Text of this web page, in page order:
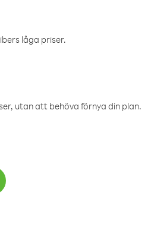
låga priser.
utan att behöva förnya din plan.